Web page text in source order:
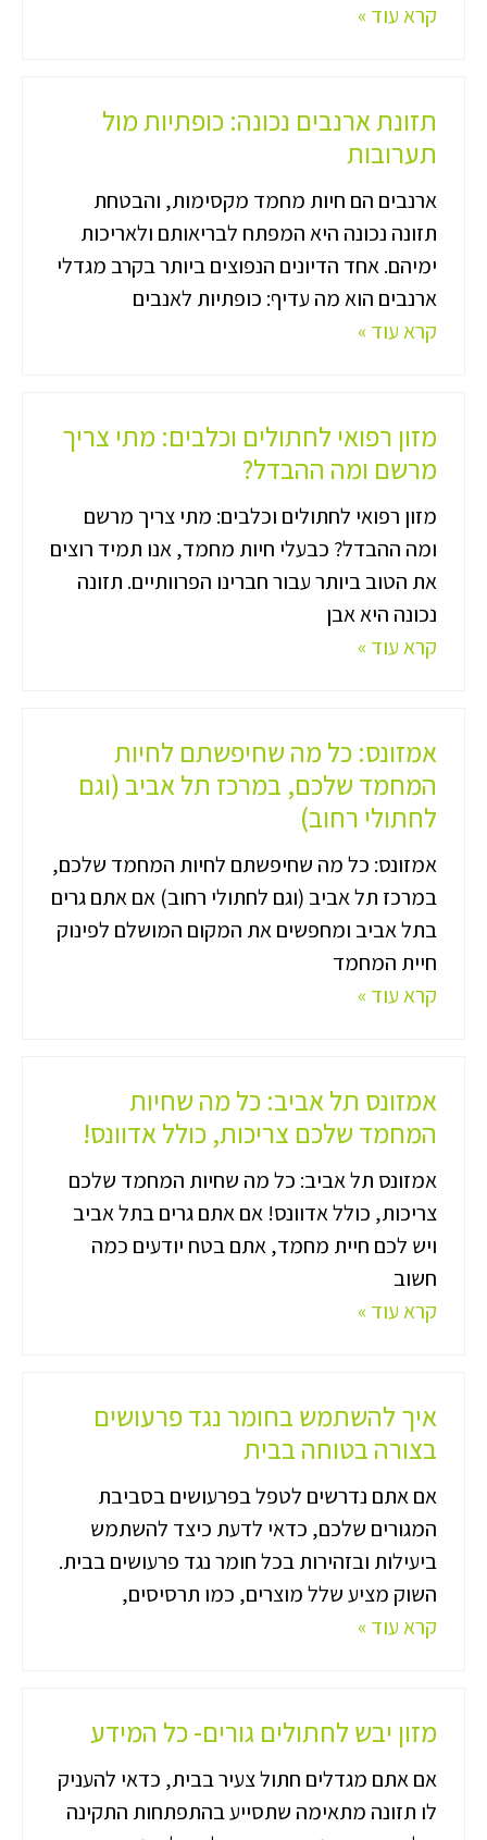
קרא עוד »
תזונת ארנבים נכונה: כופתיות מול
תערובות
ארנבים הם חיות מחמד מקסימות, והבטחת
תזונה נכונה היא המפתח לבריאותם ולאריכות
ימיהם. אחד הדיונים הנפוצים ביותר בקרב מגדלי
ארנבים הוא מה עדיף: כופתיות לאנבים
קרא עוד »
מזון רפואי לחתולים וכלבים: מתי צריך
מרשם ומה ההבדל?
מזון רפואי לחתולים וכלבים: מתי צריך מרשם
ומה ההבדל? כבעלי חיות מחמד, אנו תמיד רוצים
את הטוב ביותר עבור חברינו הפרוותיים. תזונה
נכונה היא אבן
קרא עוד »
אמזונס: כל מה שחיפשתם לחיות
המחמד שלכם, במרכז תל אביב (וגם
לחתולי רחוב)
אמזונס: כל מה שחיפשתם לחיות המחמד שלכם,
במרכז תל אביב (וגם לחתולי רחוב) אם אתם גרים
בתל אביב ומחפשים את המקום המושלם לפינוק
חיית המחמד
קרא עוד »
אמזונס תל אביב: כל מה שחיות
המחמד שלכם צריכות, כולל אדוונס!
אמזונס תל אביב: כל מה שחיות המחמד שלכם
צריכות, כולל אדוונס! אם אתם גרים בתל אביב
ויש לכם חיית מחמד, אתם בטח יודעים כמה
חשוב
קרא עוד »
איך להשתמש בחומר נגד פרעושים
בצורה בטוחה בבית
אם אתם נדרשים לטפל בפרעושים בסביבת
המגורים שלכם, כדאי לדעת כיצד להשתמש
ביעילות ובזהירות בכל חומר נגד פרעושים בבית.
השוק מציע שלל מוצרים, כמו תרסיסים,
קרא עוד »
מזון יבש לחתולים גורים- כל המידע
אם אתם מגדלים חתול צעיר בבית, כדאי להעניק
לו תזונה מתאימה שתסייע בהתפתחות התקינה